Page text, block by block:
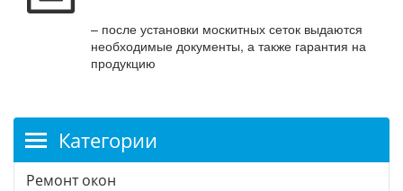
– после установки москитных сеток выдаются
необходимые документы, а также гарантия на
продукцию
Категории
Ремонт окон